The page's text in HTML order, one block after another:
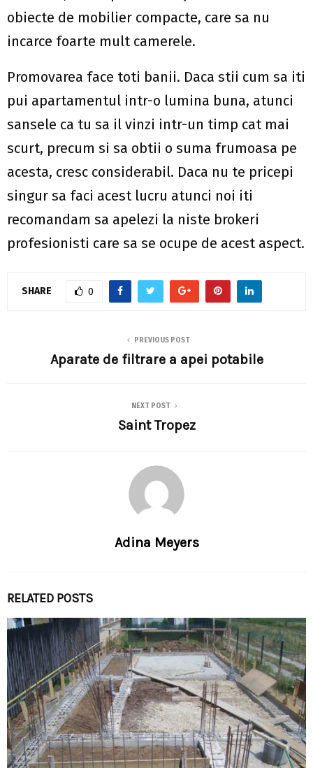
obiecte de mobilier compacte, care sa nu
incarce foarte mult camerele.
Promovarea face toti banii. Daca stii cum sa iti
pui apartamentul intr-o lumina buna, atunci
sansele ca tu sa il vinzi intr-un timp cat mai
scurt, precum si sa obtii o suma frumoasa pe
acesta, cresc considerabil. Daca nu te pricepi
singur sa faci acest lucru atunci noi iti
recomandam sa apelezi la niste brokeri
profesionisti care sa se ocupe de acest aspect.
SHARE 0
PREVIOUS POST
Aparate de filtrare a apei potabile
NEXT POST
Saint Tropez
Adina Meyers
RELATED POSTS